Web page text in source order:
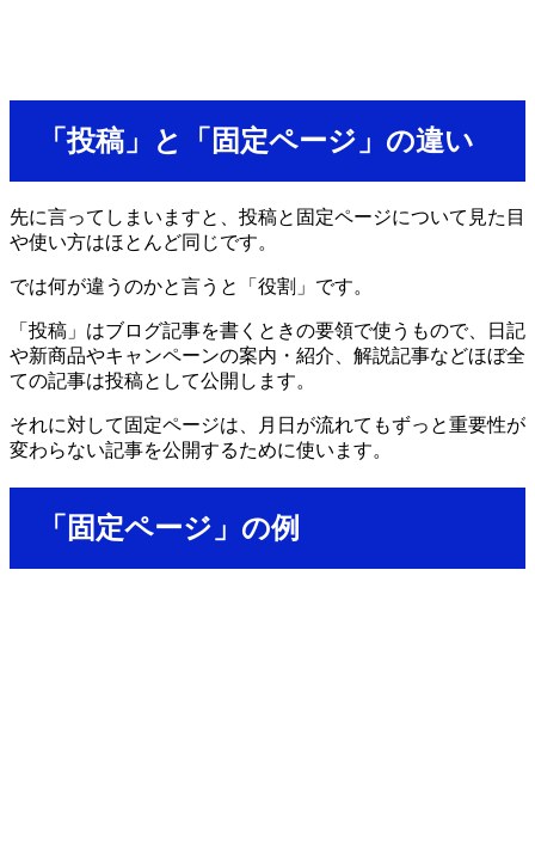
「投稿」と「固定ページ」の違い
先に言ってしまいますと、投稿と固定ページについて見た目
や使い方はほとんど同じです。
では何が違うのかと言うと「役割」です。
「投稿」はブログ記事を書くときの要領で使うもので、日記
や新商品やキャンペーンの案内・紹介、解説記事などほぼ全
ての記事は投稿として公開します。
それに対して固定ページは、月日が流れてもずっと重要性が
変わらない記事を公開するために使います。
「固定ページ」の例